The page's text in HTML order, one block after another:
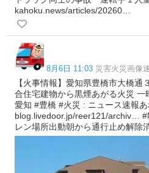
kahoku.news/articles/20260…
8月6日 11:03 災害火災画像
【火事情報】愛知県豊橋市大橋
合住宅建物から黒煙あがる火災
愛知 #豊橋 #火災 : ニュース速報
blog.livedoor.jp/reer121/archiv…
レン場所出動朝から通行止め解除